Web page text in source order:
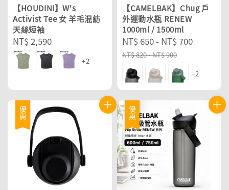
【HOUDINI】W's
Activist Tee 女 羊毛混紡
天絲短袖
Regular
price
NT$ 2,590
+2
【CAMELBAK】Chug 戶
外運動水瓶 RENEW
1000ml / 1500ml
Sale
price
NT$ 650- NT$ 700
NT$ 820-NT$ 900
+2
優惠 優惠